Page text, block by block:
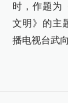
时，作题为
文明》的主
播电视台武